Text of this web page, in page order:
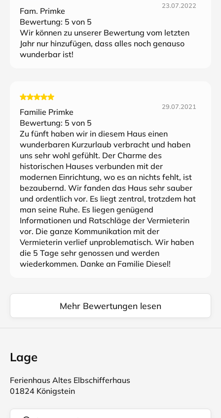
Fam. Primke
23.07.2022
Bewertung: 5 von 5
Wir können zu unserer Bewertung vom letzten
Jahr nur hinzufügen, dass alles noch genauso
wunderbar ist!
Familie Primke
29.07.2021
Bewertung: 5 von 5
Zu fünft haben wir in diesem Haus einen
wunderbaren Kurzurlaub verbracht und haben
uns sehr wohl gefühlt. Der Charme des
historischen Hauses verbunden mit der
modernen Einrichtung, wo es an nichts fehlt, ist
bezaubernd. Wir fanden das Haus sehr sauber
und ordentlich vor. Es liegt zentral, trotzdem hat
man seine Ruhe. Es liegen genügend
Informationen und Ratschläge der Vermieterin
vor. Die ganze Kommunikation mit der
Vermieterin verlief unproblematisch. Wir haben
die 5 Tage sehr genossen und werden
wiederkommen. Danke an Familie Diesel!
Mehr Bewertungen lesen
Lage
Ferienhaus Altes Elbschifferhaus
01824 Königstein